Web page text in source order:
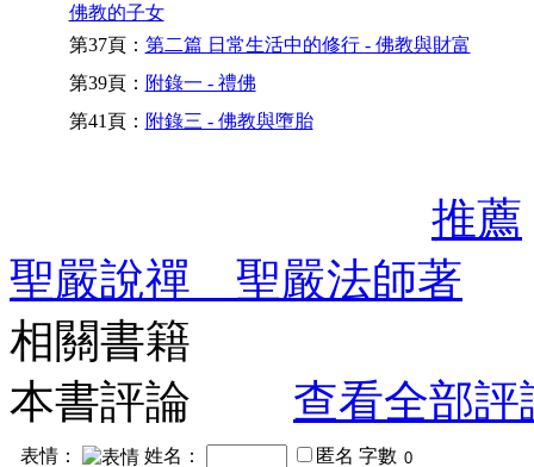
佛教的子女
第37頁： 第二篇 日常生活中的修行 - 佛教與財富
第39頁： 附錄一 - 禮佛
第41頁： 附錄三 - 佛教與墮胎
推薦
聖嚴說禪 聖嚴法師著
相關書籍
本書評論
查看全部評
表情： 姓名： 匿名 字數